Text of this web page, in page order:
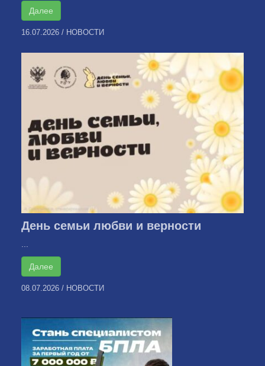
Далее
16.07.2026 / НОВОСТИ
День семьи любви и верности
Далее
08.07.2026 / НОВОСТИ